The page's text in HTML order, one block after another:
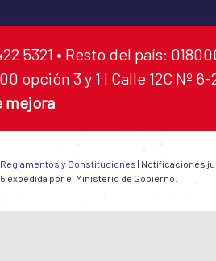
5321 • Resto del país:
opción 3 y 1 I Calle 12C Nº
mejora
y Constituciones | Notificaciones
expedida por el Ministerio de Gobierno.